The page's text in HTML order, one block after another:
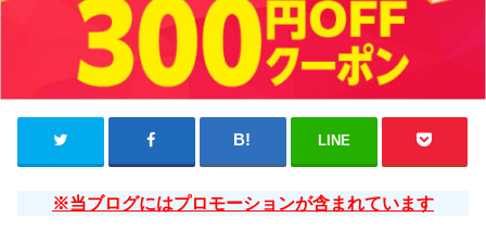
LINE
※当ブログにはプロモーションが含まれています